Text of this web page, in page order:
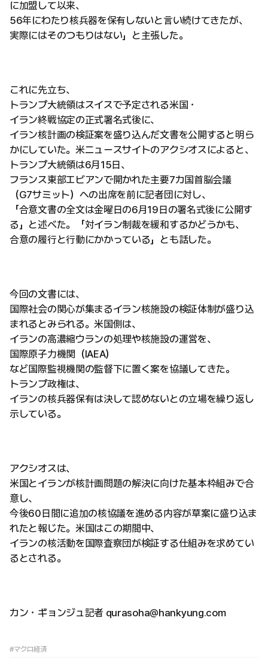
に加盟して以来、
56年にわたり核兵器を保有しないと言い続けてきたが、
実際にはそのつもりはない」と主張した。
これに先立ち、
トランプ大統領はスイスで予定される米国・
イラン終戦協定の正式署名式後に、
イラン核計画の検証案を盛り込んだ文書を公開すると明ら
かにしていた。米ニュースサイトのアクシオスによると、
トランプ大統領は6月15日、
フランス東部エビアンで開かれた主要7カ国首脳会議
（G7サミット）への出席を前に記者団に対し、
「合意文書の全文は金曜日の6月19日の署名式後に公開す
る」と述べた。「対イラン制裁を緩和するかどうかも、
合意の履行と行動にかかっている」とも話した。
今回の文書には、
国際社会の関心が集まるイラン核施設の検証体制が盛り込
まれるとみられる。米国側は、
イランの高濃縮ウランの処理や核施設の運営を、
国際原子力機関（IAEA）
など国際監視機関の監督下に置く案を協議してきた。
トランプ政権は、
イランの核兵器保有は決して認めないとの立場を繰り返し
示している。
アクシオスは、
米国とイランが核計画問題の解決に向けた基本枠組みで合
意し、
今後60日間に追加の核協議を進める内容が草案に盛り込ま
れたと報じた。米国はこの期間中、
イランの核活動を国際査察団が検証する仕組みを求めてい
るとされる。
カン・ギョンジュ記者 qurasoha@hankyung.com
#マクロ経済